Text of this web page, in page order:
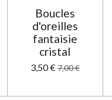
Boucles
d'oreilles
fantaisie
cristal
3,50 €7,00 €